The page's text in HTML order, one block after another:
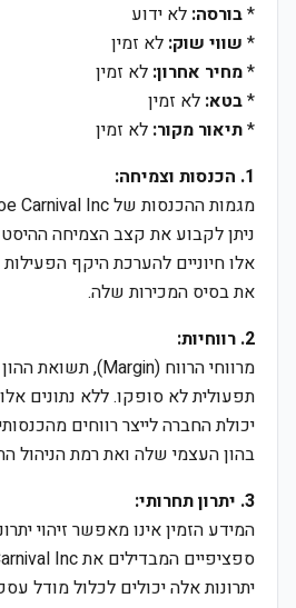
*בורסה: לא ידוע
* שווי שוק: לא זמין
*מחיר אחרון: לא זמין
*בטא: לא זמין
*תיאור מקור: לא זמין
1. הכנסות וצמיחה:
ניתן לקבוע את קצב הצמיחה
אלו חיוניים להערכת היקף
את בסיס המכירות שלה.
2. רווחיות:
תפעולית לא סופקו. ללא נתונים
יכולת החברה לייצר רווחים
בהון העצמי שלה ואת רמת הניהול
3. יתרון תחרותי:
המידע הזמין אינו מאפשר זיהוי
יתרונות אלה יכולים לכלול מודל